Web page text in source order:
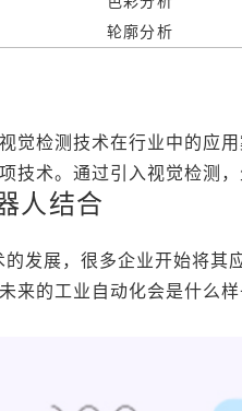
轮廓分析
觉检测技术在行业中的应
技术。通过引入视觉检测
人结合
发展，很多企业开始将其
来的工业自动化会是什么